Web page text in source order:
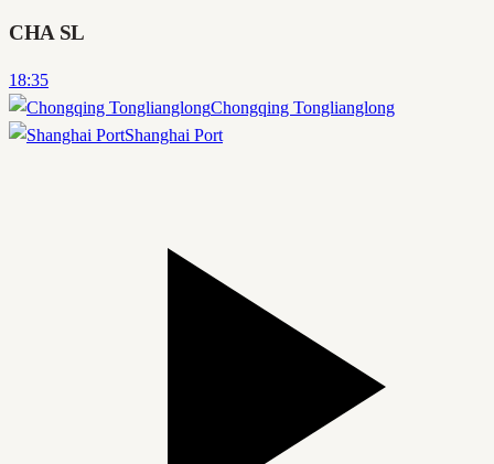
CHA SL
18:35
Chongqing Tonglianglong
Shanghai Port